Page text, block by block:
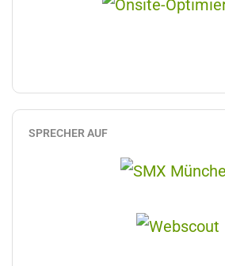
SPRECHER AUF